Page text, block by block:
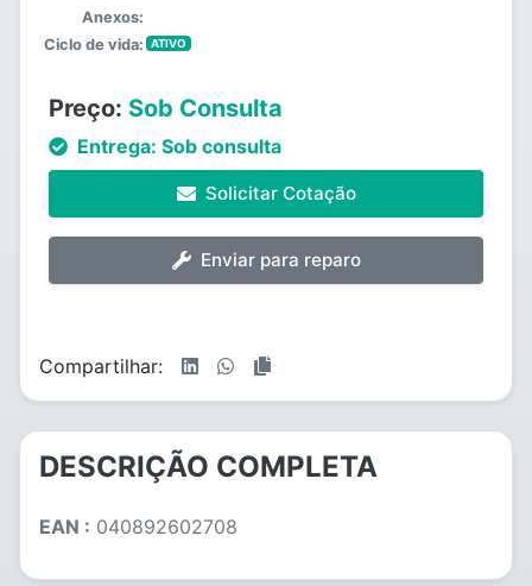
Anexos:
Ciclo de vida:
ATIVO
Preço: Sob Consulta
Entrega: Sob consulta
Solicitar Cotação
Enviar para reparo
Compartilhar:
DESCRIÇÃO COMPLETA
EAN : 040892602708